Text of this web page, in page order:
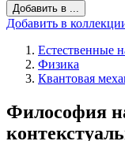
Добавить в ...
Добавить в
Естественные
Физика
Квантовая
Философия